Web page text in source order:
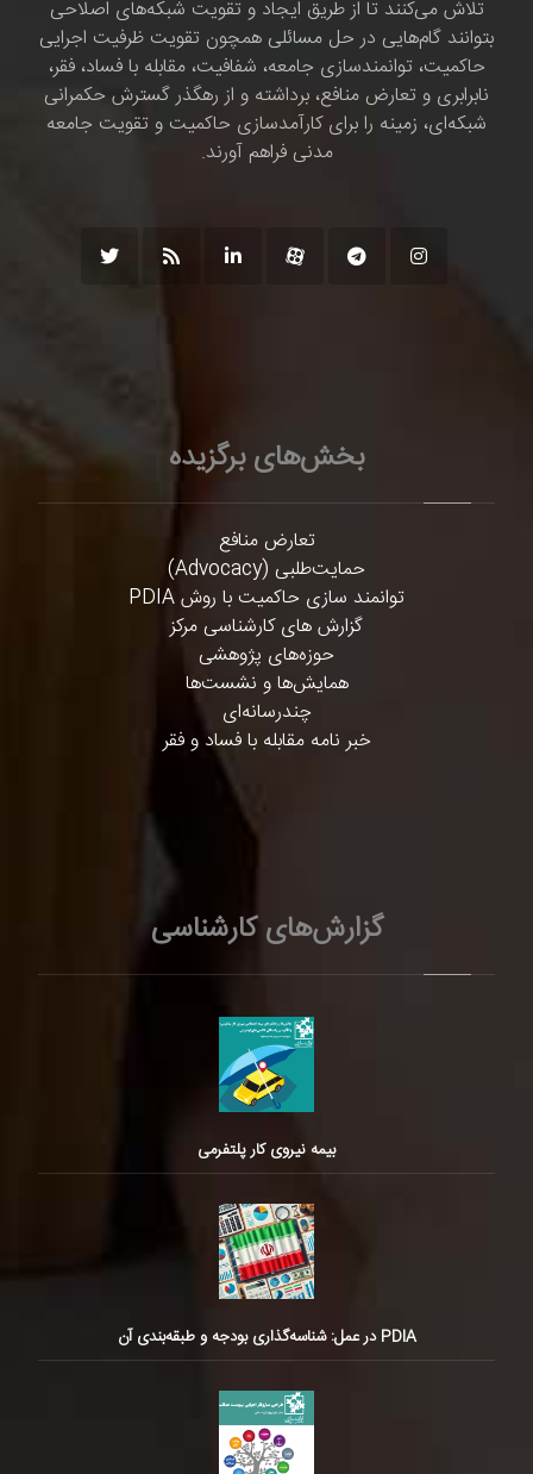
تلاش می‌کنند تا از طریق ایجاد و تقویت شبکه‌های اصلاحی
بتوانند گام‌هایی در حل مسائلی همچون تقویت ظرفیت اجرایی
حاکمیت، توانمندسازی جامعه، شفافیت، مقابله با فساد، فقر،
نابرابری و تعارض منافع، برداشته و از رهگذر گسترش حکمرانی
شبکه‌ای، زمینه را برای کارآمدسازی حاکمیت و تقویت جامعه
مدنی فراهم آورند.
بخش‌های برگزیده
تعارض منافع
حمایت‌طلبی (Advocacy)
توانمند سازی حاکمیت با روش PDIA
گزارش های کارشناسی مرکز
حوزه‌های پژوهشی
همایش‌ها و نشست‌ها
چندرسانه‌ای
خبر نامه مقابله با فساد و فقر
گزارش‌های کارشناسی
بیمه نیروی کار پلتفرمی
PDIA در عمل: شناسه‌گذاری بودجه و طبقه‌بندی آن